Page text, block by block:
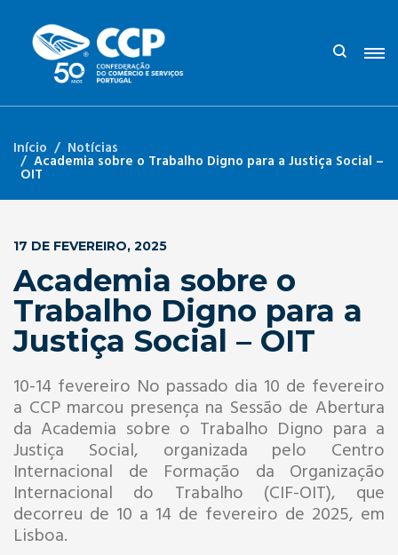
Início Notícias
Academia sobre o Trabalho Digno para a Justiça Social –
OIT
17 DE FEVEREIRO, 2025
Academia sobre o
Trabalho Digno para a
Justiça Social – OIT
10-14 fevereiro No passado dia 10 de fevereiro
a CCP marcou presença na Sessão de Abertura
da Academia sobre o Trabalho Digno para a
Justiça Social, organizada pelo Centro
Internacional de Formação da Organização
Internacional do Trabalho (CIF-OIT), que
decorreu de 10 a 14 de fevereiro de 2025, em
Lisboa.